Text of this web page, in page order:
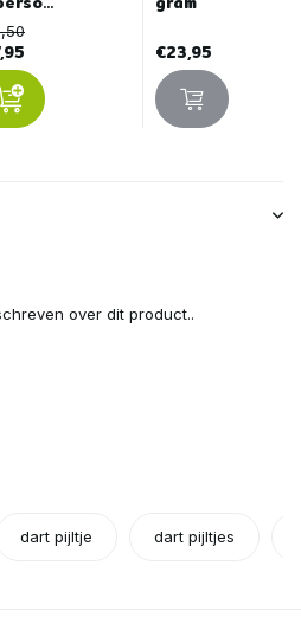
€23,95
over dit product..
dart pijltje dart pijltjes